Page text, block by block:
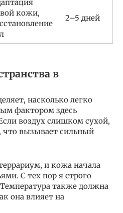
кожи,
2–5 дней
в
насколько легко
фактором здесь
воздух слишком сухой,
что вызывает сильный
и кожа начала
С тех пор я строго
также должна
она влияет на